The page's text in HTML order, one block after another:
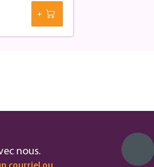
nous.